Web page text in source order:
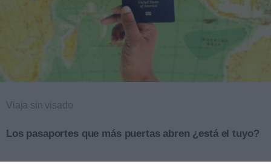
Viaja sin visado
Los pasaportes que más puertas abren ¿está el tuyo?